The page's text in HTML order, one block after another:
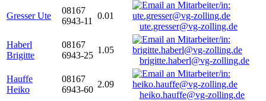
Gresser Ute
08167
6943-11
0.01
ute.gresser@vg-zolling.de
Haberl
Brigitte
08167
6943-25
1.05
brigitte.haberl@vg-zolling.de
Hauffe
Heiko
08167
6943-60
2.09
heiko.hauffe@vg-zolling.de